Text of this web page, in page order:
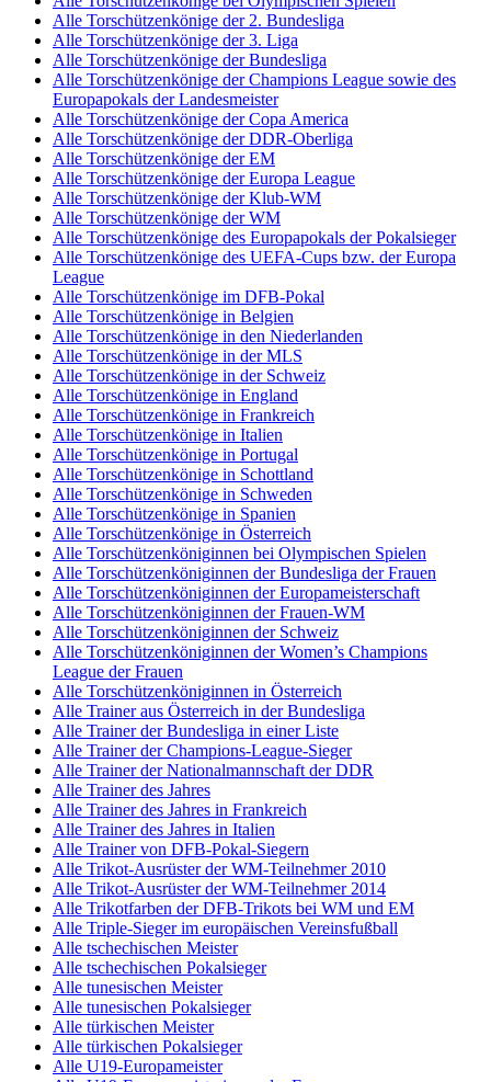
Alle Torschützenkönige der 2. Bundesliga
Alle Torschützenkönige der 3. Liga
Alle Torschützenkönige der Bundesliga
Alle Torschützenkönige der Champions League sowie des
Europapokals der Landesmeister
Alle Torschützenkönige der Copa America
Alle Torschützenkönige der DDR-Oberliga
Alle Torschützenkönige der EM
Alle Torschützenkönige der Europa League
Alle Torschützenkönige der Klub-WM
Alle Torschützenkönige der WM
Alle Torschützenkönige des Europapokals der Pokalsieger
Alle Torschützenkönige des UEFA-Cups bzw. der Europa
League
Alle Torschützenkönige im DFB-Pokal
Alle Torschützenkönige in Belgien
Alle Torschützenkönige in den Niederlanden
Alle Torschützenkönige in der MLS
Alle Torschützenkönige in der Schweiz
Alle Torschützenkönige in England
Alle Torschützenkönige in Frankreich
Alle Torschützenkönige in Italien
Alle Torschützenkönige in Portugal
Alle Torschützenkönige in Schottland
Alle Torschützenkönige in Schweden
Alle Torschützenkönige in Spanien
Alle Torschützenkönige in Österreich
Alle Torschützenköniginnen bei Olympischen Spielen
Alle Torschützenköniginnen der Bundesliga der Frauen
Alle Torschützenköniginnen der Europameisterschaft
Alle Torschützenköniginnen der Frauen-WM
Alle Torschützenköniginnen der Schweiz
Alle Torschützenköniginnen der Women’s Champions
League der Frauen
Alle Torschützenköniginnen in Österreich
Alle Trainer aus Österreich in der Bundesliga
Alle Trainer der Bundesliga in einer Liste
Alle Trainer der Champions-League-Sieger
Alle Trainer der Nationalmannschaft der DDR
Alle Trainer des Jahres
Alle Trainer des Jahres in Frankreich
Alle Trainer des Jahres in Italien
Alle Trainer von DFB-Pokal-Siegern
Alle Trikot-Ausrüster der WM-Teilnehmer 2010
Alle Trikot-Ausrüster der WM-Teilnehmer 2014
Alle Trikotfarben der DFB-Trikots bei WM und EM
Alle Triple-Sieger im europäischen Vereinsfußball
Alle tschechischen Meister
Alle tschechischen Pokalsieger
Alle tunesischen Meister
Alle tunesischen Pokalsieger
Alle türkischen Meister
Alle türkischen Pokalsieger
Alle U19-Europameister